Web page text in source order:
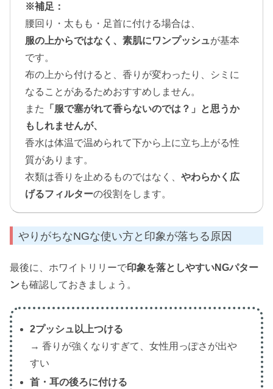
※補足：
腰回り・太もも・足首に付ける場合は、
服の上からではなく、素肌にワンプッシュが基本
です。
布の上から付けると、香りが変わったり、シミに
なることがあるためおすすめしません。
また
「服で塞がれて香らないのでは？」と思うか
もしれませんが、
香水は体温で温められて下から上に立ち上がる性
質があります。
衣類は香りを止めるものではなく、 やわらかく広
げるフィルターの役割をします。
やりがちなNGな使い方と印象が落ちる原因
最後に、ホワイトリリーで印象を落としやすいNGパター
ンも確認しておきましょう。
2プッシュ以上つける
→ 香りが強くなりすぎて、女性用っぽさが出や
すい
首・耳の後ろに付ける